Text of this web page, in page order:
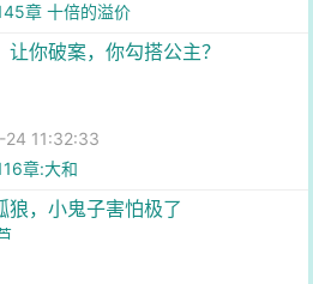
章 十倍的溢价
让你破案，你勾搭公主？
24 11:32:33
章:大和
狼，小鬼子害怕极了